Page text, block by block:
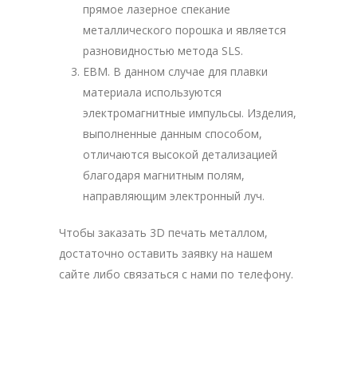
прямое лазерное спекание
металлического порошка и является
разновидностью метода SLS.
EBM. В данном случае для плавки
материала используются
электромагнитные импульсы. Изделия,
выполненные данным способом,
отличаются высокой детализацией
благодаря магнитным полям,
направляющим электронный луч.
Чтобы заказать 3D печать металлом,
достаточно оставить заявку на нашем
сайте либо связаться с нами по телефону.